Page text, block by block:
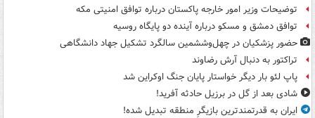
توضیحات وزیر امور خارجه پاکستان درباره توافق امنیتی مکه
توافق دمشق و مسکو درباره آینده دو پایگاه روسیه
حضور پزشکیان در چهل‌وششمین سالگرد تشکیل جهاد دانشگاهی
تراکتور به دنبال آرش رضاوند
پاپ لئو بار دیگر خواستار پایان جنگ اوکراین شد
شادی بعد از گل در برزیل حادثه آفرید!
ایران به قدرتمندترین بازیگرِ منطقه تبدیل شده!